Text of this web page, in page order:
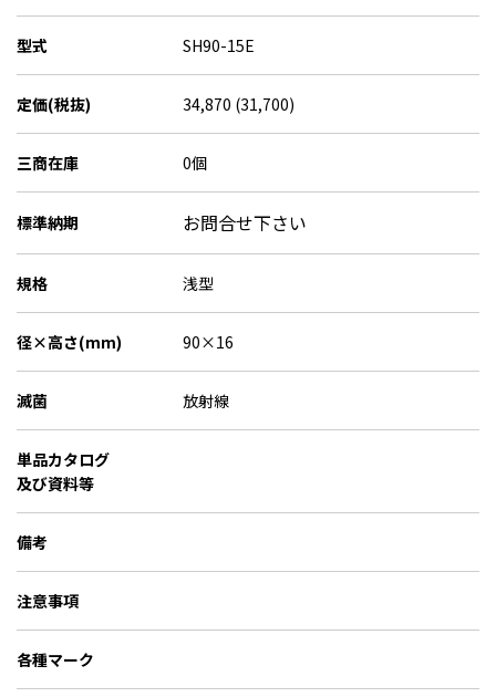
型式 SH90-15E
定価(税抜) 34,870 (31,700)
三商在庫 0個
標準納期 お問合せ下さい
規格 浅型
径×高さ(mm) 90×16
滅菌 放射線
単品カタログ
及び資料等
備考
注意事項
各種マーク